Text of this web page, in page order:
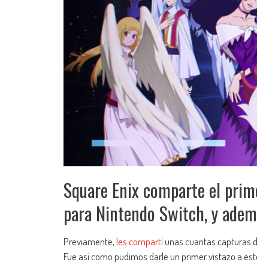
Square Enix comparte el
para Nintendo Switch, y
Previamente,les compartíunas cuantas capturas
Fue así como pudimos darle un primer vistazo a